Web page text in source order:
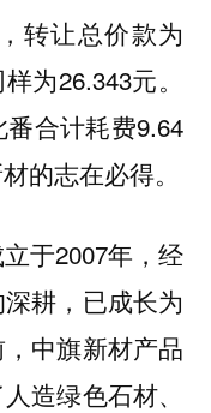
转让总价款为
为26.343元。
合计耗费9.64
的志在必得。
于2007年，经
耕，已成长为
中旗新材产品
造绿色石材、